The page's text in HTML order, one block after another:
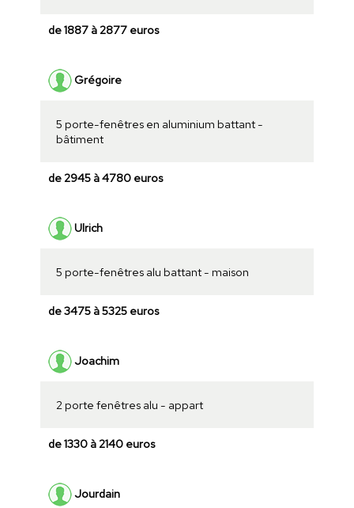
de 1887 à 2877 euros
Grégoire
5 porte-fenêtres en aluminium battant -
bâtiment
de 2945 à 4780 euros
Ulrich
5 porte-fenêtres alu battant - maison
de 3475 à 5325 euros
Joachim
2 porte fenêtres alu - appart
de 1330 à 2140 euros
Jourdain